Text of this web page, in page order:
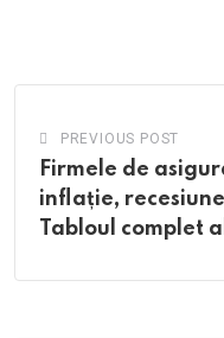
PREVIOUS POST
Firmele de
inflație,
Tabloul complet